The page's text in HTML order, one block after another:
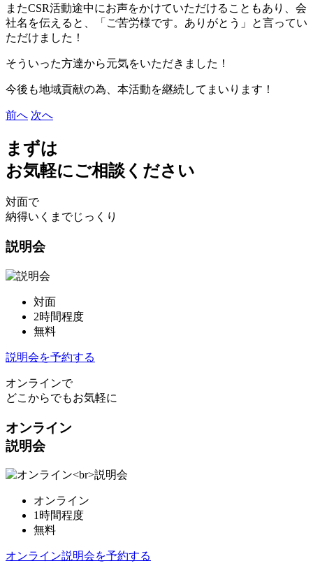
​またCSR活動途中にお声をかけていただけることもあり、会
社名を伝えると、「ご苦労様です。ありがとう」と言ってい
ただけました！
​そういった方達から元気をいただきました！
今後も地域貢献の為、本活動を継続してまいります！
前へ 次へ
まずは
お気軽にご相談ください
対面で
納得いくまでじっくり
説明会
対面
2時間程度
無料
説明会を予約する
オンラインで
どこからでもお気軽に
オンライン
説明会
オンライン
1時間程度
無料
オンライン説明会を予約する